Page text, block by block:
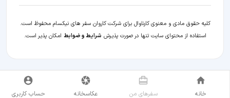
کلیه حقوق مادی و معنوی کارناوال برای شرکت کاروان سفر های نیکسام محفوظ است.
استفاده از محتوای سایت تنها در صورت پذیرش شرایط و ضوابط امکان پذیر است.
خانه سفر‌های من عکاسخانه حساب کاربری